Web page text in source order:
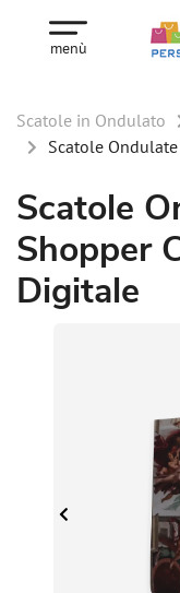
menù
Scatole in Ondulato
Scatole
Scatole
Shopper
Digitale